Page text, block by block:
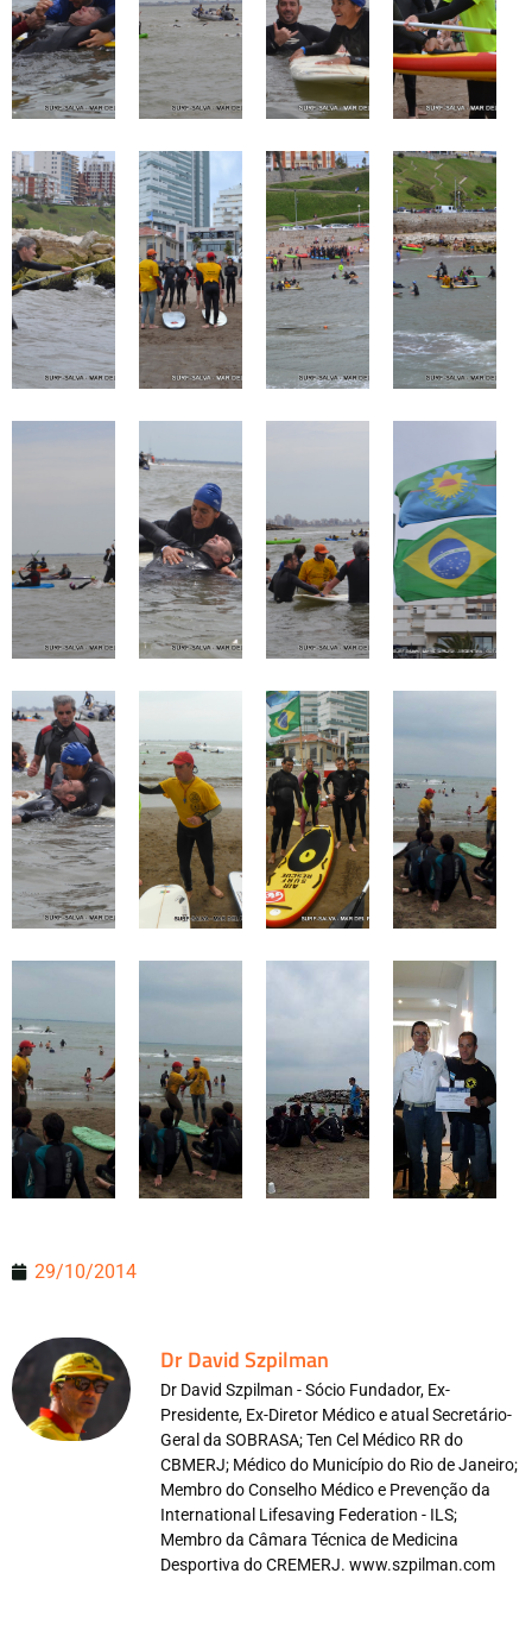
29/10/2014
Dr David Szpilman
Dr David Szpilman - Sócio Fundador, Ex-
Presidente, Ex-Diretor Médico e atual Secretário-
Geral da SOBRASA; Ten Cel Médico RR do
CBMERJ; Médico do Município do Rio de Janeiro;
Membro do Conselho Médico e Prevenção da
International Lifesaving Federation - ILS;
Membro da Câmara Técnica de Medicina
Desportiva do CREMERJ. www.szpilman.com